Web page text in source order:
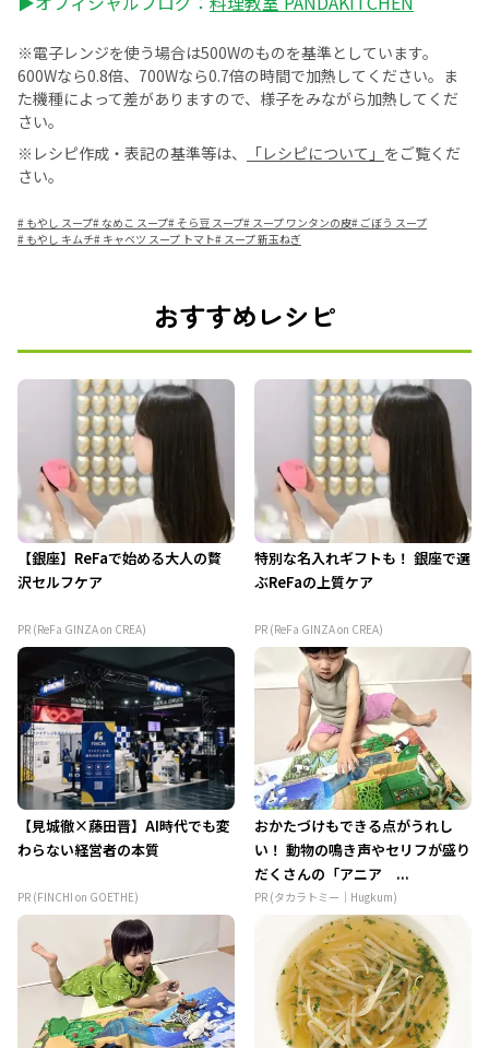
※電子レンジを使う場合は500Wのものを基準としています。
600Wなら0.8倍、700Wなら0.7倍の時間で加熱してください。ま
た機種によって差がありますので、様子をみながら加熱してくだ
さい。
※レシピ作成・表記の基準等は、
「レシピについて」 をご覧くだ
さい。
# もやし スープ# なめこ スープ#そら豆 スープ# スープ ワンタンの皮# ごぼう スープ
# もやし キムチ# キャベツ スープ トマト# スープ 新玉ねぎ
おすすめレシピ
【銀座】ReFaで始める大人の贅
沢セルフケア
PR (ReFa GINZA on CREA)
特別な名入れギフトも！ 銀座で選
ぶReFaの上質ケア
PR (ReFa GINZA on CREA)
【見城徹×藤田晋】AI時代でも変
わらない経営者の本質
PR (FINCHI on GOETHE)
おかたづけもできる点がうれし
い！ 動物の鳴き声やセリフが盛り
だくさんの「アニア ...
PR (タカラトミー｜Hugkum)